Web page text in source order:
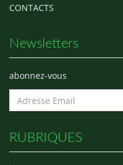
CONTACTS
Newsletters
abonnez-vous
RUBRIQUES